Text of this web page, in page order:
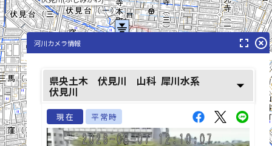
河川カメラ情報 fullscreen highlight_off
県央土木 伏見川 山科 犀川水系
伏見川 arrow_drop_down
現在 平常時